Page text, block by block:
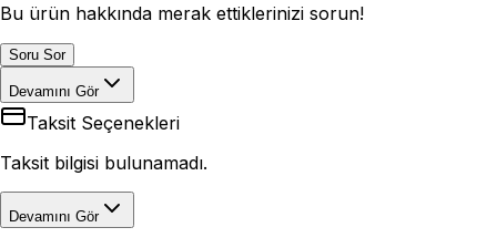
Bu ürün hakkında merak ettiklerinizi sorun!
Soru Sor
Devamını Gör
Taksit Seçenekleri
Taksit bilgisi bulunamadı.
Devamını Gör